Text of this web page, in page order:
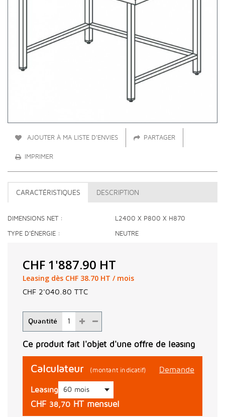
AJOUTER À MA LISTE D'ENVIES PARTAGER
IMPRIMER
CARACTÉRISTIQUES DESCRIPTION
DIMENSIONS NET L2400 X P800 X H870
TYPE D'ÉNERGIE NEUTRE
Quantité
CHF 1'887.90 HT
Leasing dès CHF 38.70 HT / mois
CHF 2'040.80 TTC
Ce produit fait l'objet d'une offre de leasing
Calculateur (montant indicatif) Demande
Leasing
CHF 38,70 HT mensuel